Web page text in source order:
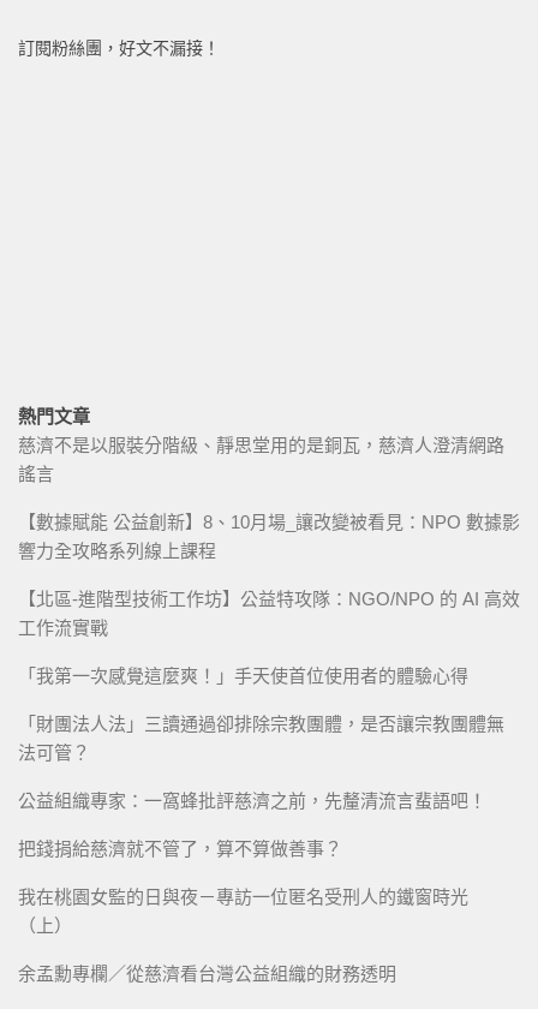
訂閱粉絲團，好文不漏接！
熱門文章
慈濟不是以服裝分階級、靜思堂用的是銅瓦，慈濟人澄清網路
謠言
【數據賦能 公益創新】8、10月場_讓改變被看見：NPO 數據影
響力全攻略系列線上課程
【北區-進階型技術工作坊】公益特攻隊：NGO/NPO 的 AI 高效
工作流實戰
「我第一次感覺這麼爽！」手天使首位使用者的體驗心得
「財團法人法」三讀通過卻排除宗教團體，是否讓宗教團體無
法可管？
公益組織專家：一窩蜂批評慈濟之前，先釐清流言蜚語吧！
把錢捐給慈濟就不管了，算不算做善事？
我在桃園女監的日與夜－專訪一位匿名受刑人的鐵窗時光
（上）
余孟勳專欄／從慈濟看台灣公益組織的財務透明